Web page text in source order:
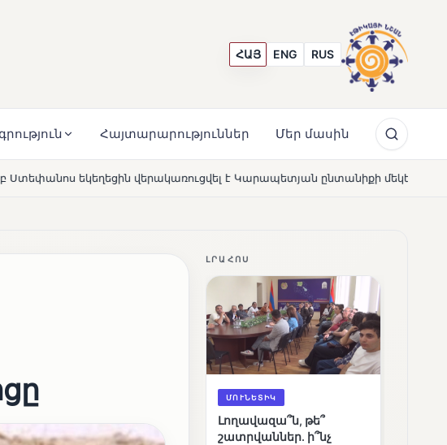
ՀԱՅ ENG RUS
Հայտարարություններ Մեր մասին
է Կարապետյան ընտանիքի մեկենասությամբ NEWS
ԼՐԱՀՈՍ
ՄՈՒՆԵՏԻԿ
Լողավազա՞ն, թե՞
շատրվաններ. ի՞նչ